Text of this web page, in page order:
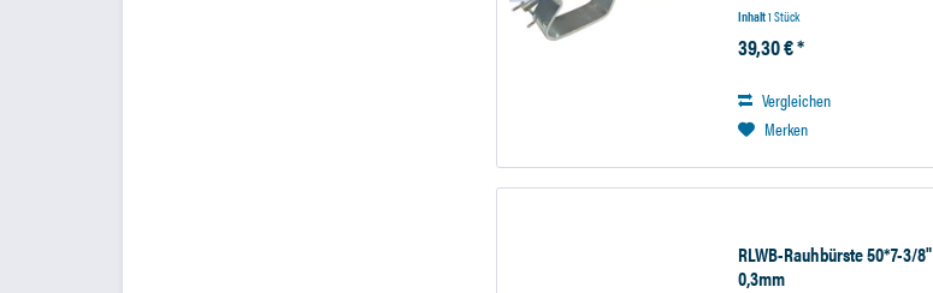
Bürstenbelag versehen. Das
Bürstenband ist auswechselbar.
Inhalt1 Stück
39,30 € *
Vergleichen
Merken
RLWB-Rauhbürste 50*7-3/8"
0,3mm